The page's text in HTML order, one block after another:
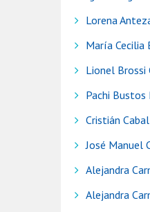
Lorena
María Cecilia
Lionel Brossi
Pachi Bustos
Cristián
José Manuel
Alejandra
Alejandra